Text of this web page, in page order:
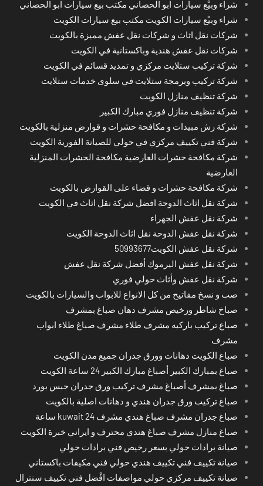
شراء وبيْع سيارات ابو الحصاني مكتب بيع سيارات ابو الحصاني
شراء وبيْع سيارات الكويت مكتب بيع سيارات الكويت
شركات نقل اثاث و شركات نقل عفش مميزة بالكويت
شركات نقل عفش هندية وباكستانية في الكويت
شركة تركيب ستلايت مركزي و تمديد قسائم في الكويت
شركة تركيب وبرمجة ستلايت في سلوى خدمات ستلايت
شركة تنظيف منازل الكويت
شركة تنظيف منازل فوري مبارك الكبير
شركة رش مبيدات و مكافحة حشرات و قوارض منزلية بالكويت
شركة فني تكييف مركزي في حولي للصيانة الفورية الكويت
شركة مكافحة حشرات العارضية مكافحة الحشرات المنزلية
العارضية
شركة مكافحة حشرات و قضاء على القوارض بالكويت
شركة نقل اثاث الدوحة افضل شركة نقل اثاث في الكويت
شركة نقل عفش الجهراء
شركة نقل عفش الدوحة نقل اثاث الدوحة الكويت
شركة نقل عفش الكويت50993677
شركة نقل عفش اليرموك أفضل شركة نقل عفش
شركة نقل عفش وأثاث حولي فوري
صب و نسخ مفاتيح من كل الانواع للابواب والسيارات بالكويت
صباخ شاطر ورخيص مشرف دهان صباغ بمشرف
صباع تركيب باركيه مشرف طلاء مشرف صباغ طلاء ابواب
مشرف
صباغ الكويت دهانات وورق جدران جميع مدن الكويت
صباغ بمبارك الكبير أصباغ مبارك الكبير 24 ساعة الكويت
صباغ بمشرف أصباغ مشرف تركيب ورق جدران جبس بورد
صباغ تركيب ورق جدران هندي و دهانات اصلية بالكويت
صباغ جدران مشرف صباغ هندي مشرف kuwait 24 ساعة
صباغ منازل مشرف صباغ هندي محترف و ايراني خبرة الكويت
صيانة برادات حولي بسعر رخيص فني برادات حولي
صيانة تكييف فني تكييف هندي حولي فني مكيفات باكستاني
صيانة تكييف مركزي حولي مواصفات افْضل فني تكييف سنترال